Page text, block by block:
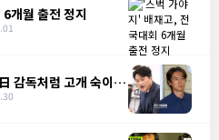
개월 출전 정지
감독처럼 고개 숙이는